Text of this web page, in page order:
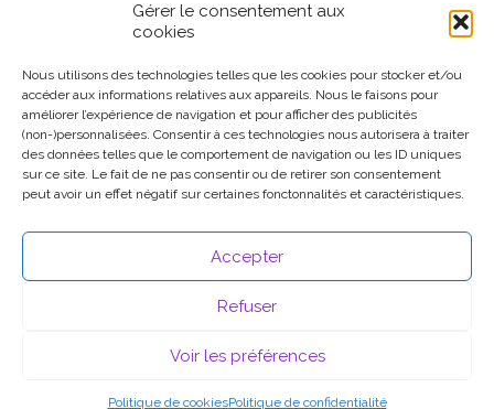
Gérer le consentement aux
cookies
Nous utilisons des technologies telles que les cookies pour stocker et/ou
accéder aux informations relatives aux appareils. Nous le faisons pour
améliorer l’expérience de navigation et pour afficher des publicités
(non-)personnalisées. Consentir à ces technologies nous autorisera à traiter
des données telles que le comportement de navigation ou les ID uniques
sur ce site. Le fait de ne pas consentir ou de retirer son consentement
peut avoir un effet négatif sur certaines fonctonnalités et caractéristiques.
Accepter
Refuser
Voir les préférences
Politique de cookiesPolitique de confidentialité
Ce site participe au Programme Partenaires d’Amazon EU, un
programme d’affiliation conçu pour permettre à des sites de
percevoir une rémunération grâce à la création de liens vers
Amazon.fr.